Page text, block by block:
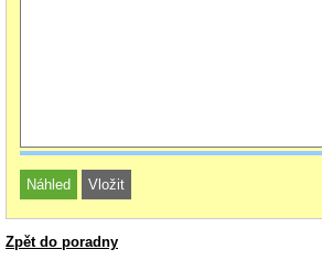
Zpět do poradny